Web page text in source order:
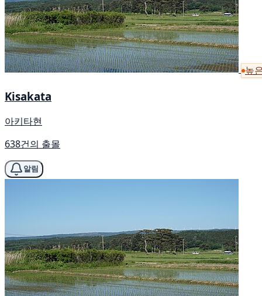
높
Kisakata
아키타현
638건의 출몰
알림